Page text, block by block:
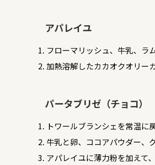
アパレイユ
フローマリッシュ、牛乳、ラ
加熱溶解したカカオクオリー
パータブリゼ（チョコ）
トワールブランシェを常温に
牛乳と卵、ココアパウダー、
アパレイユに薄力粉を加えて